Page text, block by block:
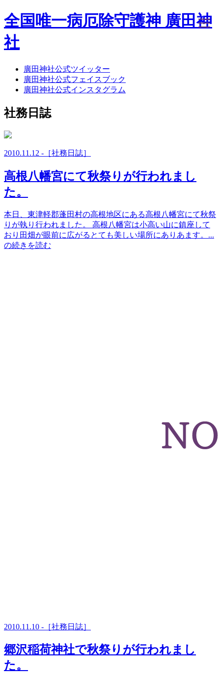
全国唯一病厄除守護神 廣田神
社
ホーム
社務日誌
お知らせ
年間祭事のご案内
ご相談
八甲田山神社
海葬
奉祝記念事業
お問い合わせ
廣田神社公式ツイッター
廣田神社公式フェイスブック
廣田神社公式インスタグラム
社務日誌
2010.11.12 -［社務日誌］
高根八幡宮にて秋祭りが行われまし
た。
本日、東津軽郡蓬田村の高根地区にある高根八幡宮にて秋祭
りが執り行われました。 高根八幡宮は小高い山に鎮座して
おり田畑が眼前に広がるとても美しい場所にありあます。...
の続きを読む
2010.11.10 -［社務日誌］
郷沢稲荷神社で秋祭りが行われまし
た。